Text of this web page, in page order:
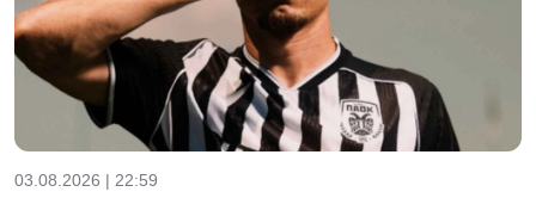
03.08.2026 | 22:59